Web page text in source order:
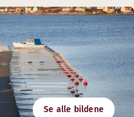
Se alle bildene